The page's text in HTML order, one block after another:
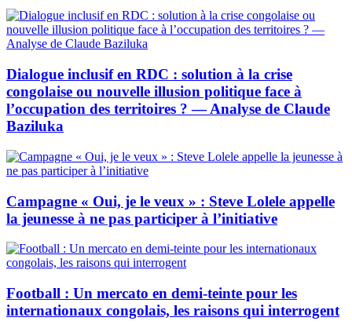
Dialogue inclusif en RDC : solution à la crise
congolaise ou nouvelle illusion politique face à
l’occupation des territoires ? — Analyse de Claude
Baziluka
Campagne « Oui, je le veux » : Steve Lolele appelle
la jeunesse à ne pas participer à l’initiative
Football : Un mercato en demi-teinte pour les
internationaux congolais, les raisons qui interrogent